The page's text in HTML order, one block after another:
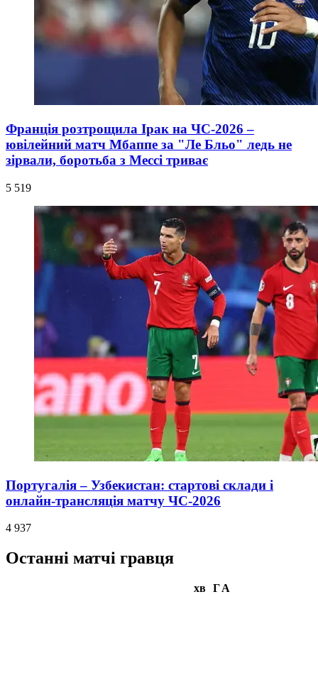
Франція розтрощила Ірак на ЧС-2026 –
ювілейний матч Мбаппе за "Ле Бльо" ледь не
зірвали, боротьба з Мессі триває
5 519
Португалія – Узбекистан: стартові склади і
онлайн-трансляція матчу ЧС-2026
4 937
Останні матчі гравця
хв ГА